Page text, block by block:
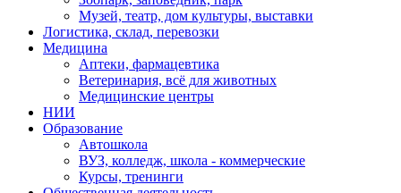
Музей, театр, дом культуры, выставки
Логистика, склад, перевозки
Медицина
Аптеки, фармацевтика
Ветеринария, всё для животных
Медицинские центры
НИИ
Образование
Автошкола
ВУЗ, колледж, школа - коммерческие
Курсы, тренинги